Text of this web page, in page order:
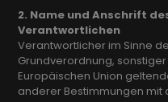
2. Name und Anschrift
Verantwortlichen
Verantwortlicher im Sinne
Grundverordnung,
Europäischen Union
anderer Bestimmungen